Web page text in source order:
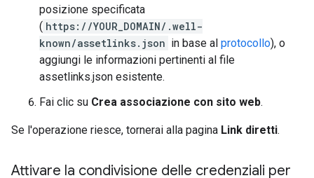
posizione specificata
( https://YOUR_DOMAIN/.well-
known/assetlinks.json in base al protocollo), o
aggiungi le informazioni pertinenti al file
assetlinks.json esistente.
Fai clic su Crea associazione con sito web.
Se l'operazione riesce, tornerai alla pagina Link diretti.
Attivare la condivisione delle credenziali per